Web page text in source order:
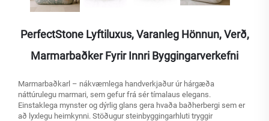
PerfectStone Lyftiluxus, Varanleg Hönnun, Verð,
Marmarbaðker Fyrir Innri Byggingarverkefni
Marmarbaðkarl – nákvæmlega handverkjaður úr hárgæða
náttúrulegu marmari, sem gefur frá sér tímalaus elegans.
Einstaklega mynster og dýrlig glans gera hvaða baðherbergi sem er
að lyxlegu heimkynni. Stöðugur steinbyggingarhluti tryggir